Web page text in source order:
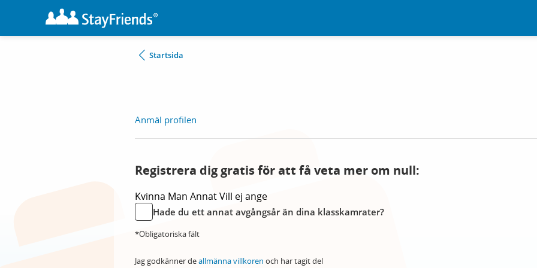
Startsida
Anmäl profilen
Registrera dig gratis för att få veta mer om null:
Kvinna Man AnnatVill ej ange
Hade du ett annat avgångsår än dina klasskamrater?
*Obligatoriska fält
Jag godkänner deallmänna villkoren och har tagit del